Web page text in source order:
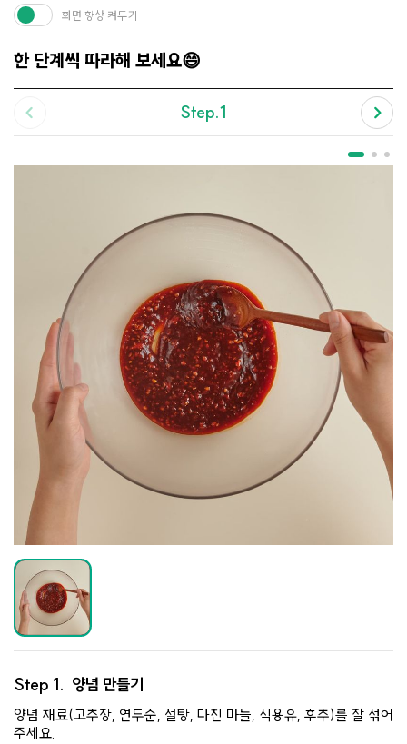
한 단계씩 따라해 보세요😄
화면 항상 켜두기
Step.1
Step 1. 양념 만들기
양념 재료(고추장, 연두순, 설탕, 다진 마늘, 식용유, 후추)를 잘 섞어
주세요.